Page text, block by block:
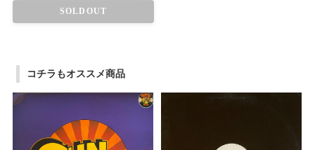
SOLDOUT
コチラもオススメ商品